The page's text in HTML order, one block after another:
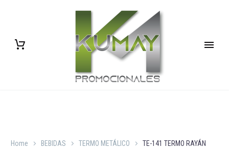
Home BEBIDAS TERMO METÁLICO TE-141 TERMO RAYÁN